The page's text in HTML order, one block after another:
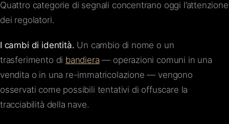
Quattro categorie di segnali concentrano oggi l’attenzione
dei regolatori.
I cambi di identità. Un cambio di nome o un
trasferimento di bandiera — operazioni comuni in una
vendita o in una re-immatricolazione — vengono
osservati come possibili tentativi di offuscare la
tracciabilità della nave.